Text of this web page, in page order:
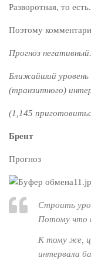
Разворотная, то есть.
Поэтому
Прогноз негативный.
Ближайший уровень
(транзитного)
(1,145
Брент
Прогноз
Строить
Потому что
К тому же,
интервала